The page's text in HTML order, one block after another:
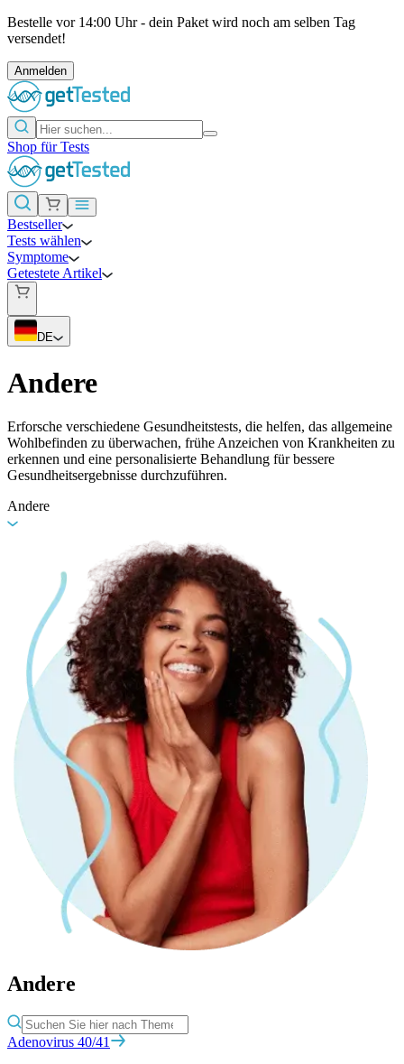
Bestelle vor 14:00 Uhr - dein Paket wird noch am selben Tag
versendet!
Anmelden
Shop für Tests
Bestseller
Tests wählen
Symptome
Getestete Artikel
DE
Andere
Erforsche verschiedene Gesundheitstests, die helfen, das allgemeine
Wohlbefinden zu überwachen, frühe Anzeichen von Krankheiten zu
erkennen und eine personalisierte Behandlung für bessere
Gesundheitsergebnisse durchzuführen.
Andere
Andere
Adenovirus 40/41